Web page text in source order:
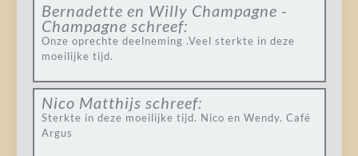
Bernadette en Willy Champagne -
Champagne schreef:
Onze oprechte deelneming .Veel sterkte in deze
moeilijke tijd.
Nico Matthijs schreef:
Sterkte in deze moeilijke tijd. Nico en Wendy. Café
Argus